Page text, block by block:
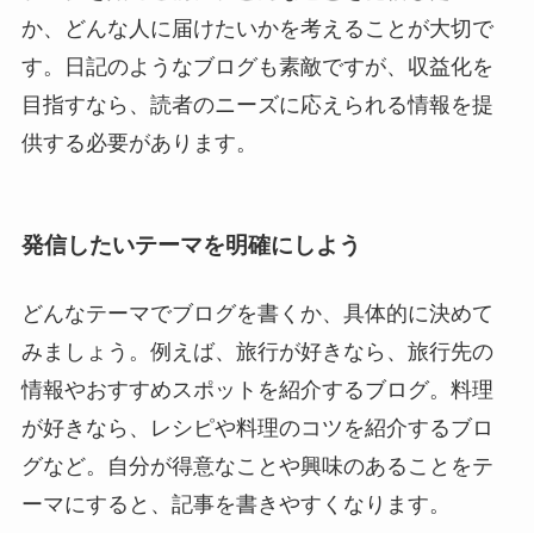
か、どんな人に届けたいかを考えることが大切で
す。日記のようなブログも素敵ですが、収益化を
目指すなら、読者のニーズに応えられる情報を提
供する必要があります。
発信したいテーマを明確にしよう
どんなテーマでブログを書くか、具体的に決めて
みましょう。例えば、旅行が好きなら、旅行先の
情報やおすすめスポットを紹介するブログ。料理
が好きなら、レシピや料理のコツを紹介するブロ
グなど。自分が得意なことや興味のあることをテ
ーマにすると、記事を書きやすくなります。